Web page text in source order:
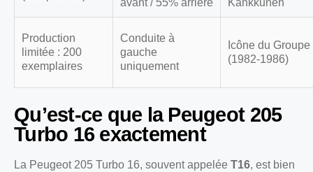
avant / 55% arrière
Kankkunen
Production
limitée : 200
exemplaires
Conduite à
gauche
uniquement
Icône du Groupe
(1982-1986)
Qu’est-ce que la Peugeot 205
Turbo 16 exactement
La Peugeot 205 Turbo 16, souvent appelée T16, est bien